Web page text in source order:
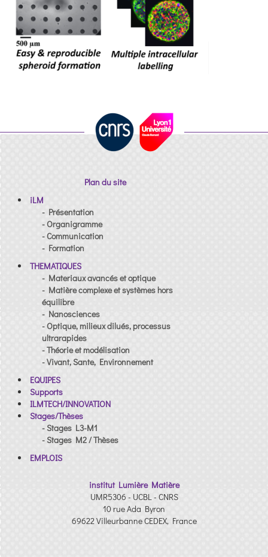
Plan du site
iLM
- Présentation
- Organigramme
- Communication
- Formation
THEMATIQUES
- Materiaux avancés et optique
- Matière complexe et systèmes hors
équilibre
- Nanosciences
- Optique, milieux dilués, processus
ultrarapides
- Théorie et modélisation
- Vivant, Sante, Environnement
EQUIPES
Supports
ILMTECH/INNOVATION
Stages/Thèses
- Stages L3-M1
- Stages M2 / Thèses
EMPLOIS
institut Lumière Matière
UMR5306 - UCBL - CNRS
10 rue Ada Byron
69622 Villeurbanne CEDEX, France